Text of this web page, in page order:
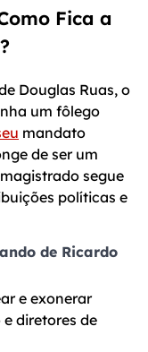
Fica a
Douglas Ruas, o
um fôlego
mandato
de ser um
segue
políticas e
de Ricardo
e exonerar
diretores de